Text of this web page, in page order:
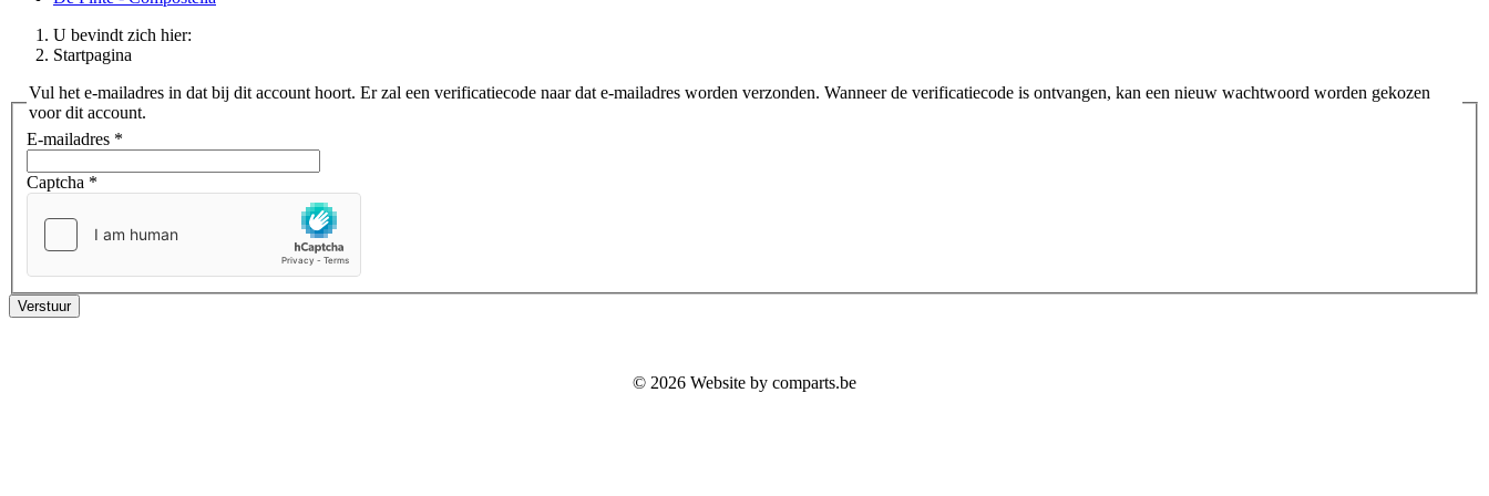
U bevindt zich hier:
Startpagina
Vul het e-mailadres in dat bij dit account hoort. Er zal een verificatiecode naar dat e-mailadres worden verzonden. Wanneer de verificatiecode is ontvangen, kan een nieuw wachtwoord worden gekozen
voor dit account.
E-mailadres *
Captcha *
Verstuur
© 2026 Website by comparts.be